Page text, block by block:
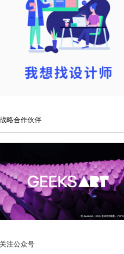
略合作伙伴
注公众号